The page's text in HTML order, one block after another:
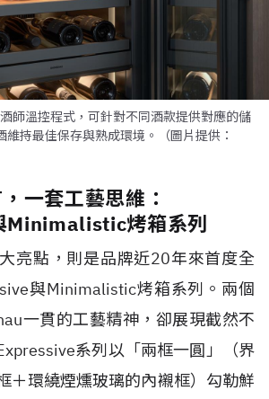
師溫控程式，可針對不同酒款提供對應的儲
持最佳保存與熟成環境。（圖片提供：
一套工藝思維：
Minimalistic烤箱系列
亮點，則是品牌近20年來首度全
與Minimalistic烤箱系列。兩個
一貫的工藝精神，卻展現截然不
系列以「兩框一圓」（界
＋環繞煙燻玻璃的內襯框）勾勒鮮